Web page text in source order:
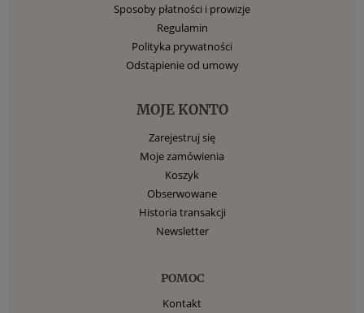
Sposoby płatności i prowizje
Regulamin
Polityka prywatności
Odstąpienie od umowy
MOJE KONTO
Zarejestruj się
Moje zamówienia
Koszyk
Obserwowane
Historia transakcji
Newsletter
POMOC
Kontakt